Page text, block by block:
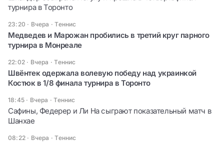
турнира в Торонто
23:20 · Вчера ·Теннис
Медведев и Марожан пробились в третий круг парного
турнира в Монреале
22:02 · Вчера ·Теннис
Швёнтек одержала волевую победу над украинкой
Костюк в 1/8 финала турнира в Торонто
18:45 · Вчера ·Теннис
Сафины, Федерер и Ли На сыграют показательный матч в
Шанхае
08:22 · Вчера ·Теннис